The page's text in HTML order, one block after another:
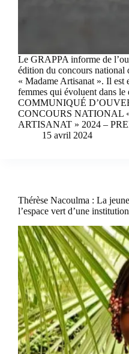
Le GRAPPA informe de
édition du concours national
« Madame Artisanat ». Il est
femmes qui évoluent dans le
COMMUNIQUÉ
CONCOURS NATIONAL
ARTISANAT » 2024 –
15 avril 2024
Thérèse Nacoulma : La
l’espace vert d’une